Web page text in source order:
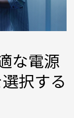
な電源
択する